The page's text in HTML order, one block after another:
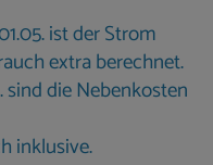
ist der Strom
extra berechnet.
sind die Nebenkosten
inklusive.